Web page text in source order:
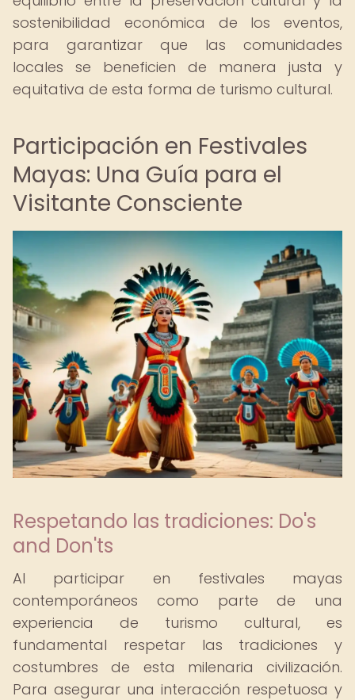
sostenibilidad económica de los eventos,
para garantizar que las comunidades
locales se beneficien de manera justa y
equitativa de esta forma de turismo cultural.
Participación en Festivales
Mayas: Una Guía para el
Visitante Consciente
Respetando las tradiciones: Do's
and Don'ts
Al participar en festivales mayas
contemporáneos como parte de una
experiencia de turismo cultural, es
fundamental respetar las tradiciones y
costumbres de esta milenaria civilización.
Para asegurar una interacción respetuosa y